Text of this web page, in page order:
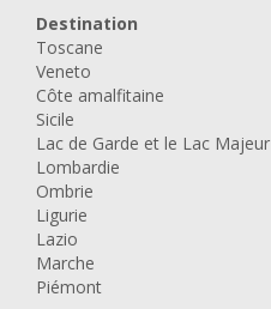
Destination
Toscane
Veneto
Côte amalfitaine
Sicile
Lac de Garde et le Lac Majeur
Lombardie
Ombrie
Ligurie
Lazio
Marche
Piémont